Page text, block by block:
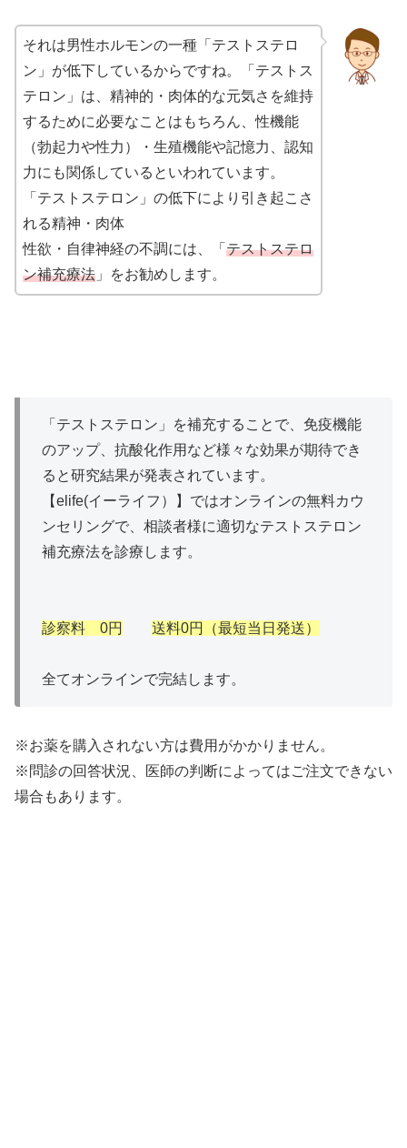
それは男性ホルモンの一種「テストステロ
ン」が低下しているからですね。「テストス
テロン」は、精神的・肉体的な元気さを維持
するために必要なことはもちろん、性機能
（勃起力や性力）・生殖機能や記憶力、認知
力にも関係しているといわれています。
「テストステロン」の低下により引き起こさ
れる精神・肉体
性欲・自律神経の不調には、「 テストステロ
ン補充療法 」をお勧めします。
「テストステロン」を補充することで、免疫機能
のアップ、抗酸化作用など様々な効果が期待でき
ると研究結果が発表されています。
【elife(イーライフ）】ではオンラインの無料カウ
ンセリングで、相談者様に適切なテストステロン
補充療法を診療します。
診察料 0円 送料0円（最短当日発送）
全てオンラインで完結します。
※お薬を購入されない方は費用がかかりません。
※問診の回答状況、医師の判断によってはご注文できない
場合もあります。